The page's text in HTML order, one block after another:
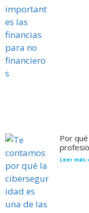
Por
Leer más